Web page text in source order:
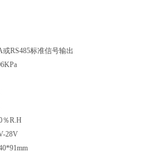
标准信号输出
R.H
28V